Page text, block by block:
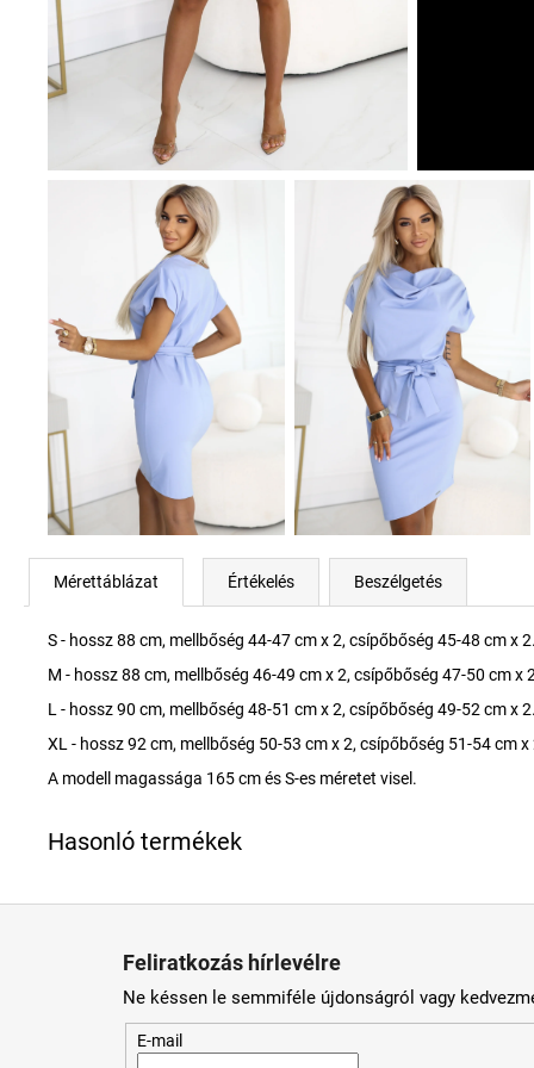
Mérettáblázat Értékelés Beszélgetés
S - hossz 88 cm, mellbőség 44-47 cm x 2, csípőbőség 45-48 cm x 2.
M - hossz 88 cm, mellbőség 46-49 cm x 2, csípőbőség 47-50 cm x
L - hossz 90 cm, mellbőség 48-51 cm x 2, csípőbőség 49-52 cm x 2.
XL - hossz 92 cm, mellbőség 50-53 cm x 2, csípőbőség 51-54 cm x
A modell magassága 165 cm és S-es méretet visel.
Feliratkozás hírlevélre
Ne késsen le semmiféle újdonságról vagy
E-mail